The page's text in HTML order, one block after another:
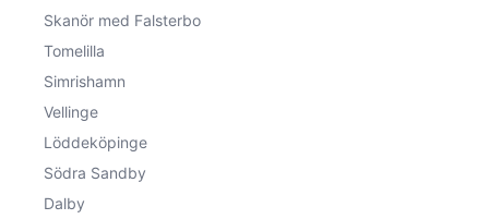
Skanör med Falsterbo
Tomelilla
Simrishamn
Vellinge
Löddeköpinge
Södra Sandby
Dalby